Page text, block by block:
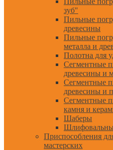
зуб"
Пильные
древесины
Пильные
металла и
Полотна для
Сегментные
древесины и
Сегментные
древесины и
Сегментные
камня и
Шаберы
Приспособления
мастерских